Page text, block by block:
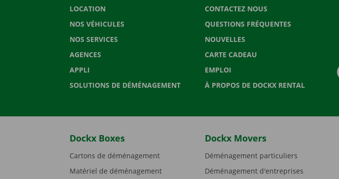
LOCATION
NOS VÉHICULES
NOS SERVICES
AGENCES
APPLI
SOLUTIONS DE DÉMÉNAGEMENT
CONTACTEZ NOUS
QUESTIONS FRÉQUENTES
NOUVELLES
CARTE CADEAU
EMPLOI
À PROPOS DE DOCKX RENTAL
Dockx Boxes
Cartons de déménagement
Matériel de déménagement
Dockx Movers
Déménagement particuliers
Déménagement d'entreprises